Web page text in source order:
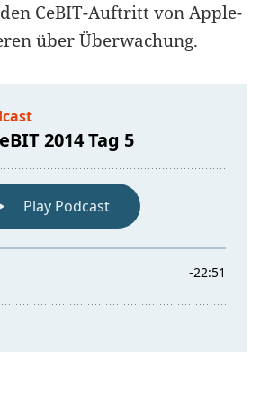
CeBIT-Auftritt von Apple-
über Überwachung.